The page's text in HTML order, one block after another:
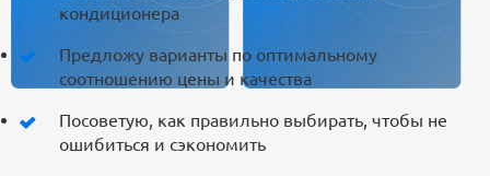
кондиционера
Предложу варианты по оптимальному
соотношению цены и качества
Посоветую, как правильно выбирать, чтобы не
ошибиться и сэкономить